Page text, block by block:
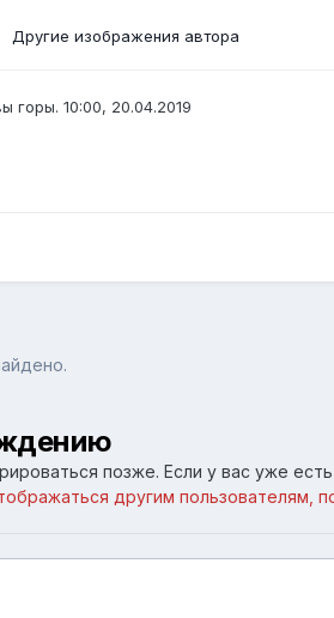
Другие изображения автора
горы. 10:00, 20.04.2019
позже. Если у вас уже есть
другим пользователям,